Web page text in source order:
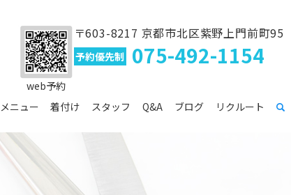
メニュー 着付け スタッフ Q&A ブログ リクルート
web予約
〒603-8217 京都市北区紫野上門前町95
予約優先制 075-492-1154